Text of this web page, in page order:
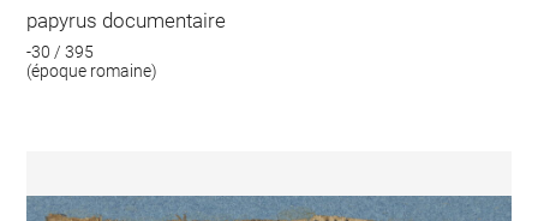
papyrus documentaire
-30 / 395
(époque romaine)